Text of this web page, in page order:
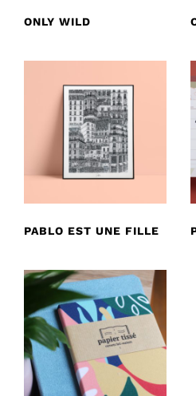
ONLY WILD
PABLO EST UNE FILLE